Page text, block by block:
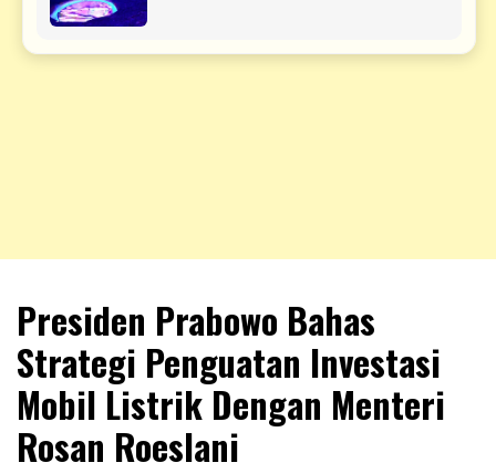
NKRIPOST
Presiden Prabowo Bahas
Strategi Penguatan Investasi
Mobil Listrik Dengan Menteri
Rosan Roeslani